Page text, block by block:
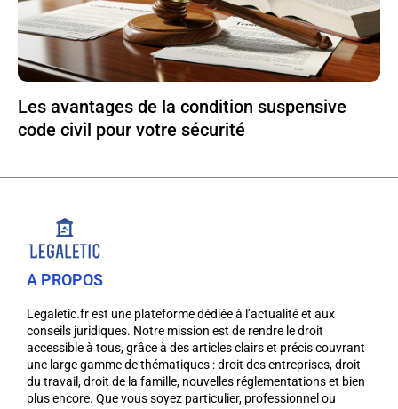
Les avantages de la condition suspensive
code civil pour votre sécurité
A PROPOS
Legaletic.fr est une plateforme dédiée à l’actualité et aux
conseils juridiques. Notre mission est de rendre le droit
accessible à tous, grâce à des articles clairs et précis couvrant
une large gamme de thématiques : droit des entreprises, droit
du travail, droit de la famille, nouvelles réglementations et bien
plus encore. Que vous soyez particulier, professionnel ou